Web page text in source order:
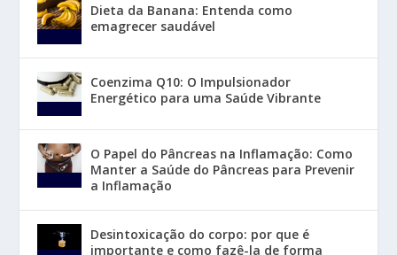
Dieta da Banana: Entenda como
emagrecer saudável
Coenzima Q10: O Impulsionador
Energético para uma Saúde Vibrante
O Papel do Pâncreas na Inflamação: Como
Manter a Saúde do Pâncreas para Prevenir
a Inflamação
Desintoxicação do corpo: por que é
importante e como fazê-la de forma